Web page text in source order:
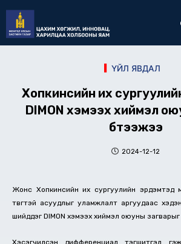
content
ҮЙЛ ЯВДАЛ
Хопкинсийн их
DIMON хэмээх хиймэл
бүтээжээ
2024-12-12
Жонс Хопкинсийн их сургуулийн эрдэмтэд
төвөгтэй асуудлыг уламжлалт аргуудаас
шийддэг DIMON хэмээх хиймэл оюуны
Хэсэгчилсэн дифференциал тэгшитгэл